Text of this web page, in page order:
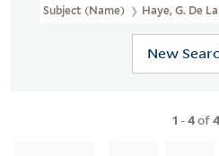
Subject (Name) Haye, G. De La
New
1 -4of4